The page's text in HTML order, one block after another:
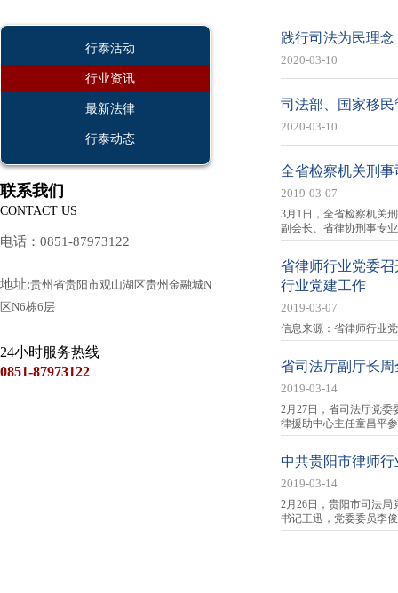
践行司法为民理
2020-03-10
司法部、国家移
2020-03-10
全省检察机关刑
2019-03-07
3月1日，全省检察机关
副会长、省律协刑事专
省律师行业党委
行业党建工作
2019-03-07
信息来源：省律师行业
省司法厅副厅长
2019-03-14
2月27日，省司法厅党
律援助中心主任童昌平
中共贵阳市律师
2019-03-14
2月26日，贵阳市司法
书记王迅，党委委员李
行泰活动
行业资讯
最新法律
行泰动态
联系我们
CONTACT US
电话：0851-87973122
地址:贵州省贵阳市观山湖区贵州金融城N
区N6栋6层
24小时服务热线
0851-87973122